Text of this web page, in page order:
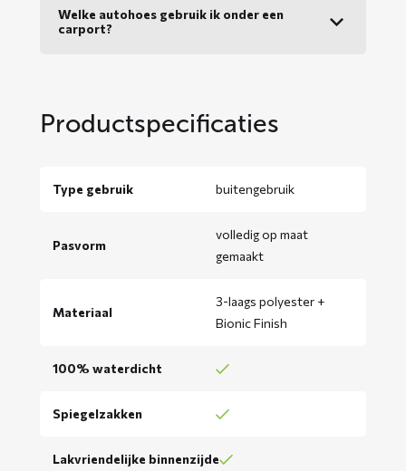
Welke autohoes gebruik ik onder een
carport?
Productspecificaties
Type gebruik buitengebruik
Pasvorm
volledig op maat
gemaakt
Materiaal
3-laags polyester +
Bionic Finish
100% waterdicht
Spiegelzakken
Lakvriendelijke binnenzijde